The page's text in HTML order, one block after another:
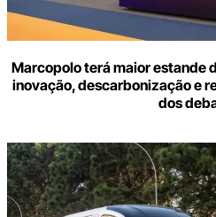
Marcopolo terá maior estande
inovação, descarbonização e
dos